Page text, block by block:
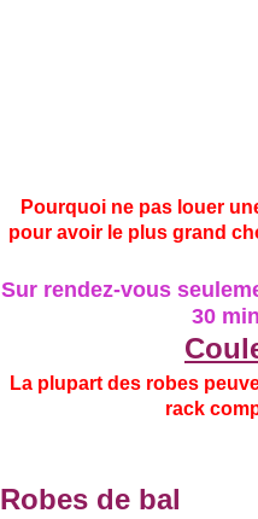
Pourquoi ne pas louer
pour avoir le plus grand
Sur rendez-vous
30
La plupart des robes
rack
Robes de bal